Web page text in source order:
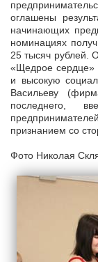
оглашены
начинающих
номинациях
25 тысяч рублей.
«Щедрое сердце»
и высокую
Васильеву
последнего,
признанием со
Фото Николая